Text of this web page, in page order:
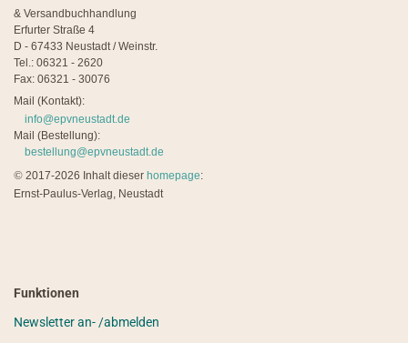
& Versandbuchhandlung
Erfurter Straße 4
D - 67433 Neustadt / Weinstr.
Tel.: 06321 - 2620
Fax: 06321 - 30076
Mail (Kontakt):
info@epvneustadt.de
Mail (Bestellung):
bestellung@epvneustadt.de
© 2017-2026 Inhalt dieser homepage:
Ernst-Paulus-Verlag, Neustadt
Funktionen
Newsletter an- /abmelden